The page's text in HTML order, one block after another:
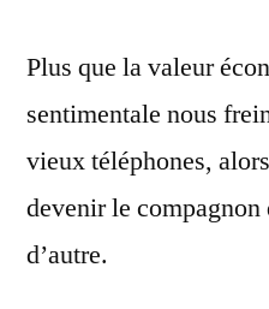
Plus que la valeur
sentimentale nous
vieux téléphones,
devenir le compagnon
d’autre.